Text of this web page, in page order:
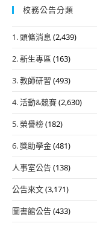
校務公告分類
1. 頭條消息 (2,439)
2. 新生專區 (163)
3. 教師研習 (493)
4. 活動&競賽(2,630)
5. 榮譽榜(182)
6. 獎助學金(481)
人事室公告(138)
公告來文(3,171)
圖書館公告(433)